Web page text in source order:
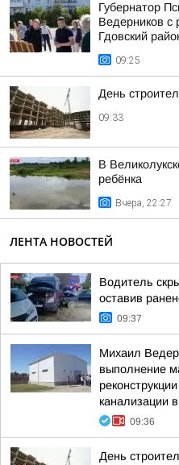
Губернатор
Ведерников с
Гдовский
09:25
День
09:33
В
ребёнка
Вчера, 22:27
ЛЕНТА НОВОСТЕЙ
Водитель
оставив
09:37
Михаил
выполнение
канализации
09:36
День